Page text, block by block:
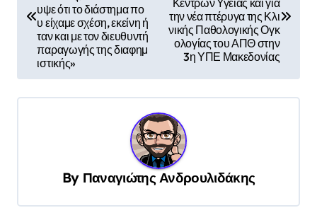
ο
η
σ
υψε ότι το διάστημα πο
υ είχαμε σχέση, εκείνη ή
ταν και με τον διευθυντή
παραγωγής της διαφημ
ιστικής»
την νέα πτέρυγα της Κλι
νικής Παθολογικής Ογκ
ολογίας του ΑΠΘ στην
3η ΥΠΕ Μακεδονίας
By Παναγιώτης Ανδρουλιδάκης